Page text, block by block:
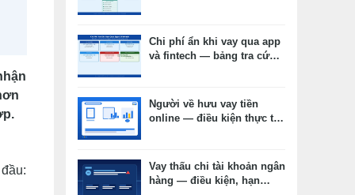
Chi phí ẩn khi vay qua app
và fintech — bảng tra cứu
Người về hưu vay tiền
online — điều kiện thực tế,
Vay thấu chi tài khoản ngân
hàng — điều kiện, hạn